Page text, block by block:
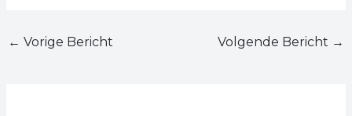
← Vorige Bericht Volgende Bericht →